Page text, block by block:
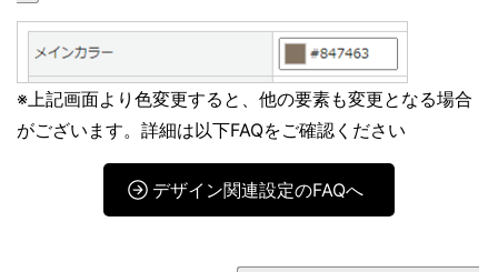
※上記画面より色変更すると、他の要素も変更となる場合
がございます。詳細は以下FAQをご確認ください
デザイン関連設定のFAQへ